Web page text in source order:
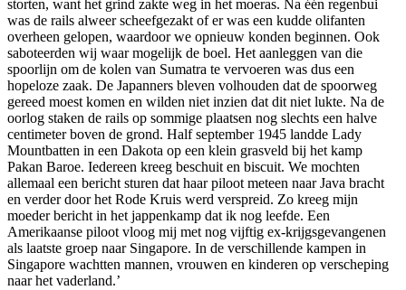
storten, want het grind zakte weg in het moeras. Na één regenbui
was de rails alweer scheefgezakt of er was een kudde olifanten
overheen gelopen, waardoor we opnieuw konden beginnen. Ook
saboteerden wij waar mogelijk de boel. Het aanleggen van die
spoorlijn om de kolen van Sumatra te vervoeren was dus een
hopeloze zaak. De Japanners bleven volhouden dat de spoorweg
gereed moest komen en wilden niet inzien dat dit niet lukte. Na de
oorlog staken de rails op sommige plaatsen nog slechts een halve
centimeter boven de grond. Half september 1945 landde Lady
Mountbatten in een Dakota op een klein grasveld bij het kamp
Pakan Baroe. Iedereen kreeg beschuit en biscuit. We mochten
allemaal een bericht sturen dat haar piloot meteen naar Java bracht
en verder door het Rode Kruis werd verspreid. Zo kreeg mijn
moeder bericht in het jappenkamp dat ik nog leefde. Een
Amerikaanse piloot vloog mij met nog vijftig ex-krijgsgevangenen
als laatste groep naar Singapore. In de verschillende kampen in
Singapore wachtten mannen, vrouwen en kinderen op verscheping
naar het vaderland.’